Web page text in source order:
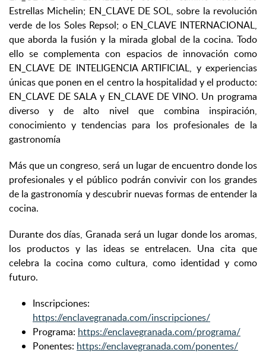
Estrellas Michelin; EN_CLAVE DE SOL, sobre la revolución
verde de los Soles Repsol; o EN_CLAVE INTERNACIONAL,
que aborda la fusión y la mirada global de la cocina. Todo
ello se complementa con espacios de innovación como
EN_CLAVE DE INTELIGENCIA ARTIFICIAL, y experiencias
únicas que ponen en el centro la hospitalidad y el producto:
EN_CLAVE DE SALA y EN_CLAVE DE VINO. Un programa
diverso y de alto nivel que combina inspiración,
conocimiento y tendencias para los profesionales de la
gastronomía
Más que un congreso, será un lugar de encuentro donde los
profesionales y el público podrán convivir con los grandes
de la gastronomía y descubrir nuevas formas de entender la
cocina.
Durante dos días, Granada será un lugar donde los aromas,
los productos y las ideas se entrelacen. Una cita que
celebra la cocina como cultura, como identidad y como
futuro.
Inscripciones:
https://enclavegranada.com/inscripciones/
Programa: https://enclavegranada.com/programa/
Ponentes: https://enclavegranada.com/ponentes/